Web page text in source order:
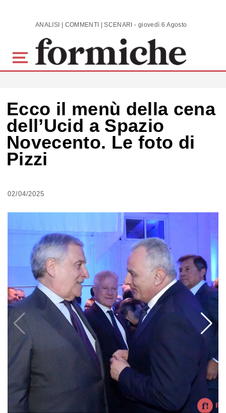
Skip to main content ANALISI | COMMENTI | SCENARI - giovedì 6 Agosto 2026
Ecco il menù della cena
dell’Ucid a Spazio
Novecento. Le foto di
Pizzi
02/04/2025